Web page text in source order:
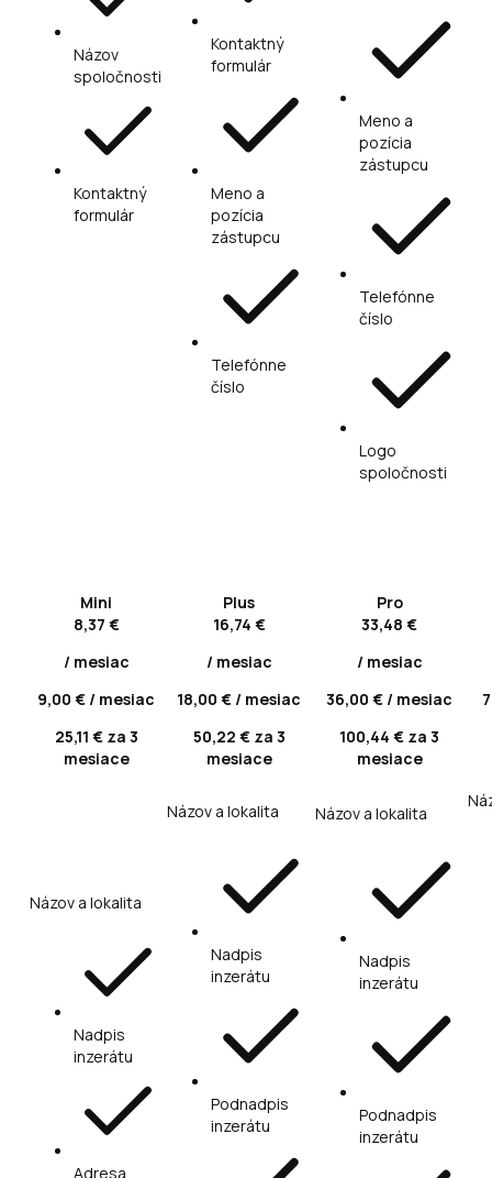
Názov
spoločnosti
Kontaktný
formulár
Kontaktný
formulár
Meno a
pozícia
zástupcu
Telefónne
číslo
Meno a
pozícia
zástupcu
Telefónne
číslo
Logo
spoločnosti
Mini
8,37 €
/ mesiac
9,00 € / mesiac
25,11 € za 3
mesiace
Plus
16,74 €
/ mesiac
18,00 € / mesiac
50,22 € za 3
mesiace
Pro
33,48 €
/ mesiac
36,00 € / mesiac
100,44 € za 3
mesiace
Názov a lokalita
Nadpis
inzerátu
Adresa
Názov a lokalita
Nadpis
inzerátu
Podnadpis
inzerátu
Názov a lokalita
Nadpis
inzerátu
Podnadpis
inzerátu